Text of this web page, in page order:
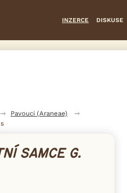
INZERCE DISKUSE
Pavouci (Araneae)
SAMCE G.